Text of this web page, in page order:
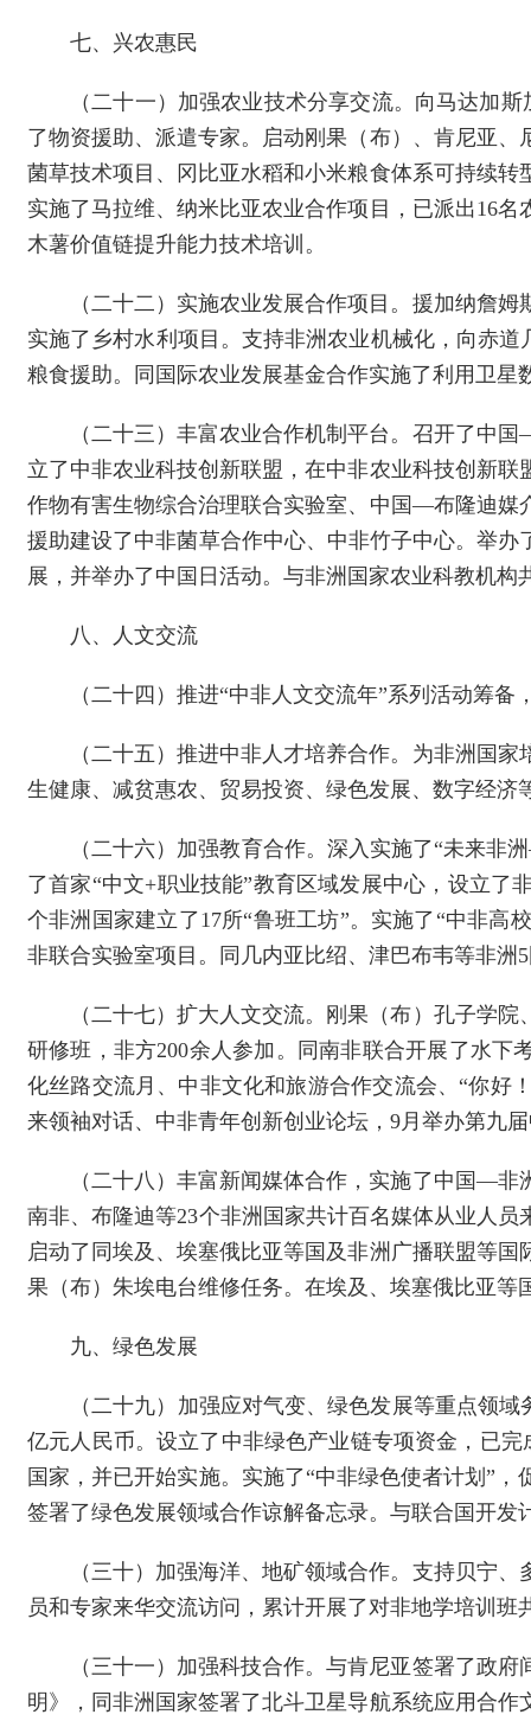
七、兴农惠民
（二十一）加强农业技术分享交流。向马达加
了物资援助、派遣专家。启动刚果（布）、肯尼亚
菌草技术项目、冈比亚水稻和小米粮食体系可持续
实施了马拉维、纳米比亚农业合作项目，已派出16
木薯价值链提升能力技术培训。
（二十二）实施农业发展合作项目。援加纳詹
实施了乡村水利项目。支持非洲农业机械化，向赤
粮食援助。同国际农业发展基金合作实施了利用卫星
（二十三）丰富农业合作机制平台。召开了中
立了中非农业科技创新联盟，在中非农业科技创新
作物有害生物综合治理联合实验室、中国—布隆迪
援助建设了中非菌草合作中心、中非竹子中心。举
展，并举办了中国日活动。与非洲国家农业科教机
八、人文交流
（二十四）推进“中非人文交流年”系列活动筹备
（二十五）推进中非人才培养合作。为非洲国
生健康、减贫惠农、贸易投资、绿色发展、数字经济
（二十六）加强教育合作。深入实施了“未来
了首家“中文+职业技能”教育区域发展中心，设立了
个非洲国家建立了17所“鲁班工坊”。实施了“中非高
非联合实验室项目。同几内亚比绍、津巴布韦等非
（二十七）扩大人文交流。刚果（布）孔子学
研修班，非方200余人参加。同南非联合开展了水下
化丝路交流月、中非文化和旅游合作交流会、“你好
来领袖对话、中非青年创新创业论坛，9月举办第九
（二十八）丰富新闻媒体合作，实施了中国—
南非、布隆迪等23个非洲国家共计百名媒体从业人
启动了同埃及、埃塞俄比亚等国及非洲广播联盟等
果（布）朱埃电台维修任务。在埃及、埃塞俄比亚等
九、绿色发展
（二十九）加强应对气变、绿色发展等重点领
亿元人民币。设立了中非绿色产业链专项资金，已
国家，并已开始实施。实施了“中非绿色使者计划”
签署了绿色发展领域合作谅解备忘录。与联合国开
（三十）加强海洋、地矿领域合作。支持贝宁
员和专家来华交流访问，累计开展了对非地学培训
（三十一）加强科技合作。与肯尼亚签署了政
明》，同非洲国家签署了北斗卫星导航系统应用合